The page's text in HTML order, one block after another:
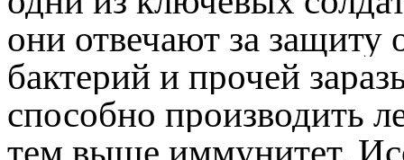
они отвечают за защиту
бактерий и прочей
способно производить